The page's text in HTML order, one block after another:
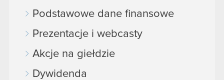
Podstawowe dane finansowe
Prezentacje i webcasty
Akcje na giełdzie
Dywidenda